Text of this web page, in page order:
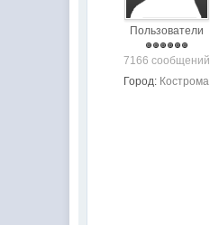
Пользователи
7166 сообщений
Город: Кострома